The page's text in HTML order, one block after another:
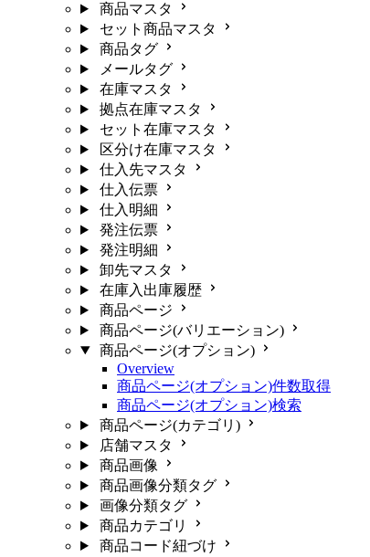
商品マスタ
セット商品マスタ
商品タグ
メールタグ
在庫マスタ
拠点在庫マスタ
セット在庫マスタ
区分け在庫マスタ
仕入先マスタ
仕入伝票
仕入明細
発注伝票
発注明細
卸先マスタ
在庫入出庫履歴
商品ページ
商品ページ(バリエーション)
商品ページ(オプション)
Overview
商品ページ(オプション)件数取得
商品ページ(オプション)検索
商品ページ(カテゴリ)
店舗マスタ
商品画像
商品画像分類タグ
画像分類タグ
商品カテゴリ
商品コード紐づけ